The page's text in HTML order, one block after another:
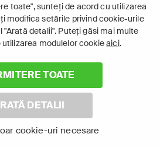
toate", sunteți de acord cu utilizarea
modifica setările privind cookie-urile
detalii". Puteți găsi mai multe
utilizarea modulelor cookieaici.
TOATE
DETALII
cookie-uri necesare
93